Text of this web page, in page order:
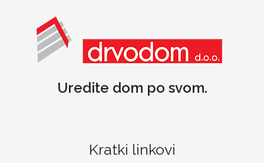
Uredite dom po svom.
Kratki linkovi